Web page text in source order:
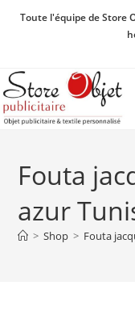
Toute l'équipe de Store
Fouta
azur
> Shop > Fouta